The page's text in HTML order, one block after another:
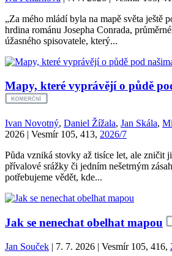
„Za mého mládí byla na mapě světa ještě
hrdina románu Josepha Conrada,
úžasného spisovatele, který...
Mapy, které vyprávějí o půdě
Ivan Novotný, Daniel Žížala, Jan Skála,
2026 | Vesmír 105, 413, 2026/7
Půda vzniká stovky až tisíce let, ale zničit
přívalové srážky či jedním nešetrným
potřebujeme vědět, kde...
Jak se nenechat obelhat mapou
Jan Souček | 7. 7. 2026 | Vesmír 105, 416,